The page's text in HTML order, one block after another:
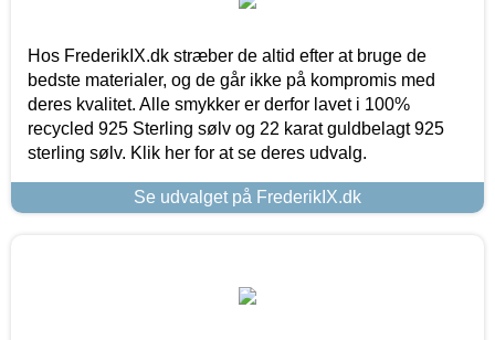
Hos FrederikIX.dk stræber de altid efter at bruge de
bedste materialer, og de går ikke på kompromis med
deres kvalitet. Alle smykker er derfor lavet i 100%
recycled 925 Sterling sølv og 22 karat guldbelagt 925
sterling sølv. Klik her for at se deres udvalg.
Se udvalget på FrederikIX.dk